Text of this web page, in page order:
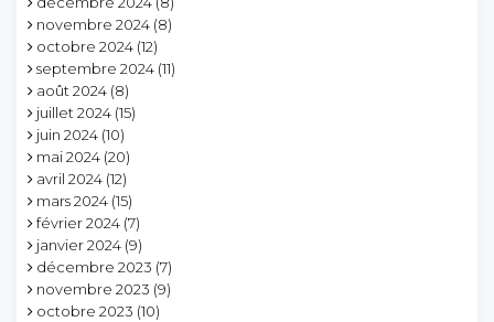
novembre 2024 (8)
octobre 2024 (12)
septembre 2024 (11)
août 2024 (8)
juillet 2024 (15)
juin 2024 (10)
mai 2024 (20)
avril 2024 (12)
mars 2024 (15)
février 2024 (7)
janvier 2024 (9)
décembre 2023 (7)
novembre 2023 (9)
octobre 2023 (10)